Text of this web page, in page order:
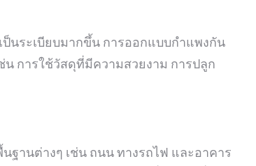
นระเบียบมากขึ้น การออกแบบกำแพงกัน
การใช้วัสดุที่มีความสวยงาม การปลูก
านต่างๆ เช่น ถนน ทางรถไฟ และอาคาร